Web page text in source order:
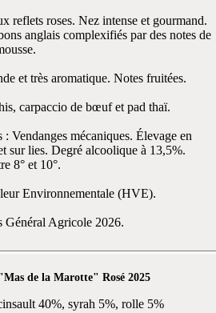
reflets roses. Nez intense et gourmand.
anglais complexifiés par des notes de
et très aromatique. Notes fruitées.
carpaccio de bœuf et pad thaï.
Vendanges mécaniques. Élevage en
sur lies. Degré alcoolique à 13,5%.
8° et 10°.
Environnementale (HVE).
Général Agricole 2026.
de la Marotte" Rosé 2025
40%, syrah 5%, rolle 5%